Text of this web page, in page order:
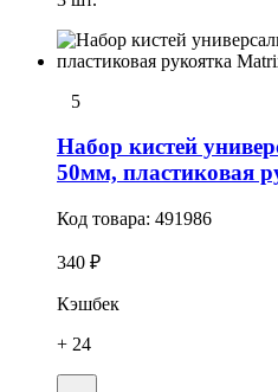
5
Набор кистей
50мм, пластиковая
Код товара: 491986
340 ₽
Кэшбек
+ 24